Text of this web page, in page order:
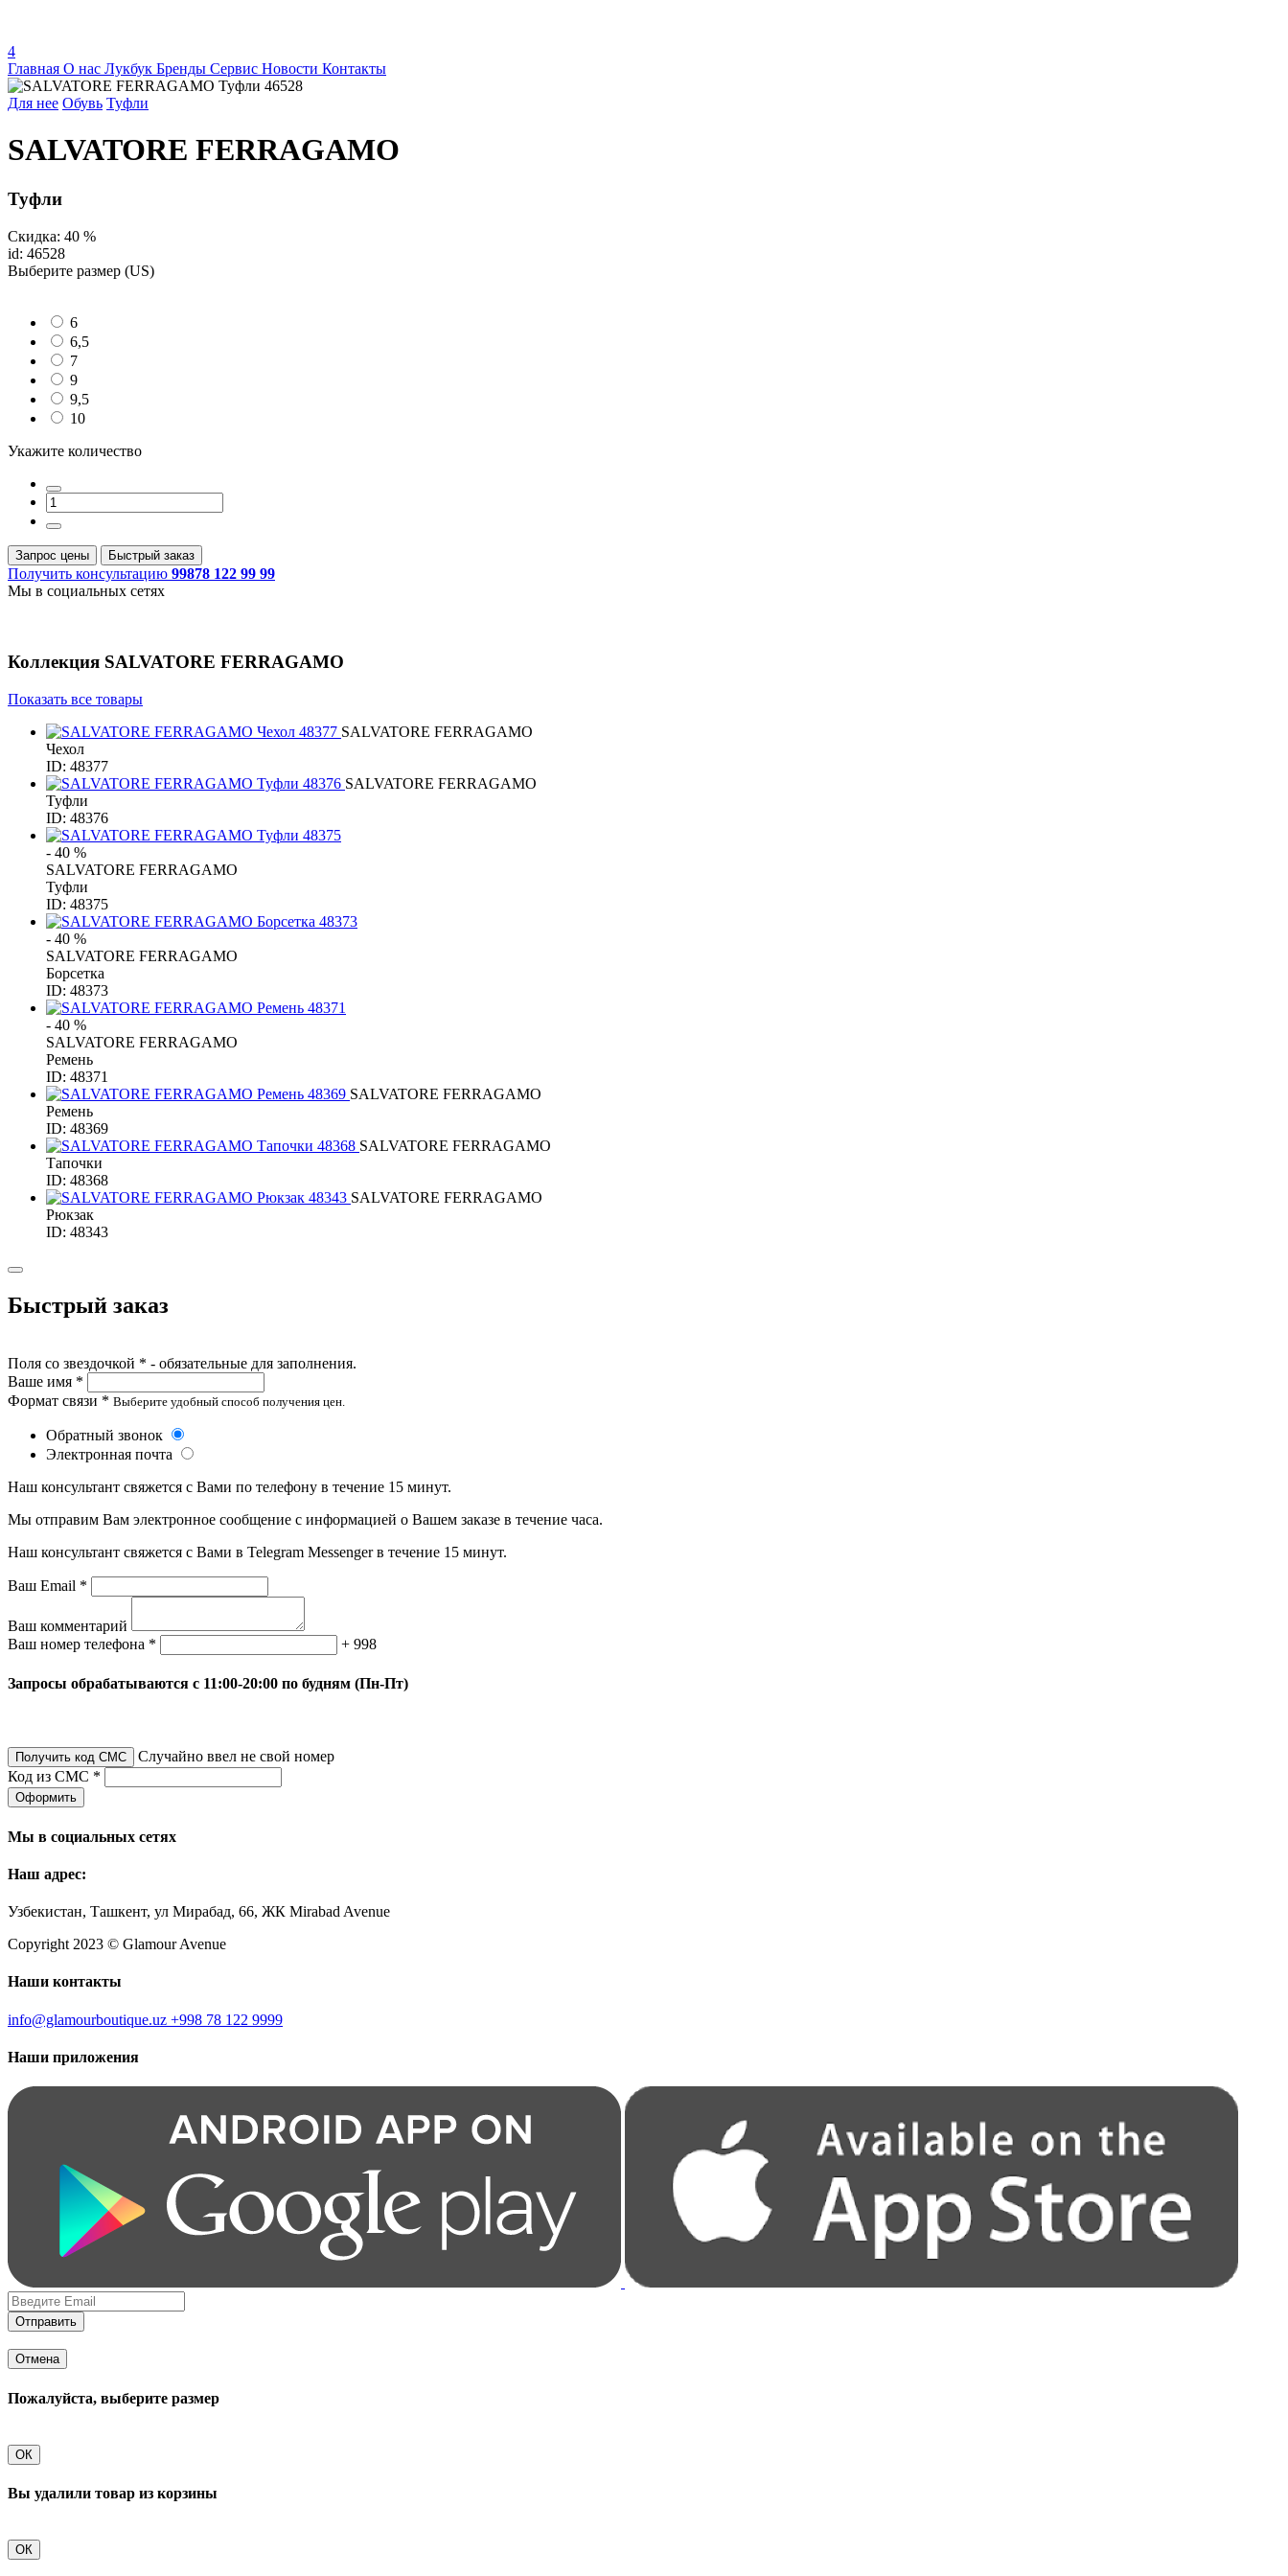
4
Главная О нас Лукбук Бренды Сервис Новости Контакты
Для нее Обувь Туфли
SALVATORE FERRAGAMO
Туфли
Скидка: 40 %
id: 46528
Выберите размер (US)
6
6,5
7
9
9,5
10
Укажите количество
Запрос цены Быстрый заказ
Получить консультацию 99878 122 99 99
Мы в социальных сетях
Коллекция SALVATORE FERRAGAMO
Показать все товары
SALVATORE FERRAGAMO
Чехол
ID: 48377
SALVATORE FERRAGAMO
Туфли
ID: 48376
- 40 %
SALVATORE FERRAGAMO
Туфли
ID: 48375
- 40 %
SALVATORE FERRAGAMO
Борсетка
ID: 48373
- 40 %
SALVATORE FERRAGAMO
Ремень
ID: 48371
SALVATORE FERRAGAMO
Ремень
ID: 48369
SALVATORE FERRAGAMO
Тапочки
ID: 48368
SALVATORE FERRAGAMO
Рюкзак
ID: 48343
Быстрый заказ
Поля со звездочкой * - обязательные для заполнения.
Ваше имя *
Формат связи * Выберите удобный способ получения цен.
Обратный звонок
Электронная почта
Наш консультант свяжется с Вами по телефону в течение 15 минут.
Мы отправим Вам электронное сообщение с информацией о Вашем заказе в течение часа.
Наш консультант свяжется с Вами в Telegram Messenger в течение 15 минут.
Ваш Email *
Ваш комментарий
Ваш номер телефона *
+ 998
Запросы обрабатываются с 11:00-20:00 по будням (Пн-Пт)
Получить код СМС
Случайно ввел не свой номер
Код из СМС *
Оформить
Мы в социальных сетях
Наш адрес:
Узбекистан, Ташкент, ул Мирабад, 66, ЖК Mirabad Avenue
Copyright 2023 © Glamour Avenue
Наши контакты
info@glamourboutique.uz +998 78 122 9999
Наши приложения
Отправить
Отмена
Пожалуйста, выберите размер
ОК
Вы удалили товар из корзины
ОК